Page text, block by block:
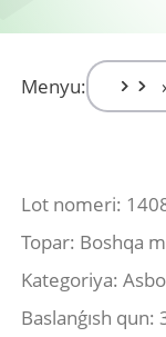
Menyu:
Lot nomeri:
Topar: Boshqa
Kategoriya:
Baslanǵısh